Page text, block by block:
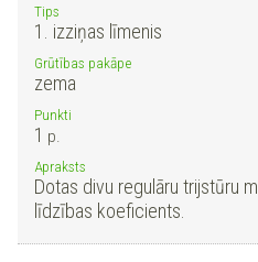
Tips
1. izziņas līmenis
Grūtības pakāpe
zema
Punkti
1 p.
Apraksts
Dotas divu regulāru trijstūru
līdzības koeficients.